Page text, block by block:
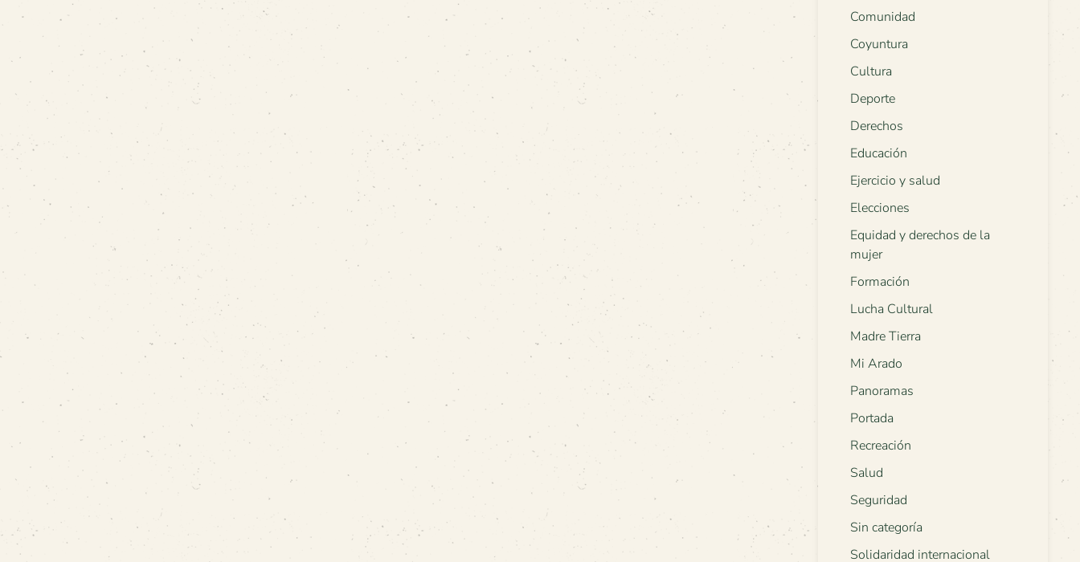
Comunidad
Coyuntura
Cultura
Deporte
Derechos
Educación
Ejercicio y salud
Elecciones
Equidad y derechos de la
mujer
Formación
Lucha Cultural
Madre Tierra
Mi Arado
Panoramas
Portada
Recreación
Salud
Seguridad
Sin categoría
Solidaridad internacional